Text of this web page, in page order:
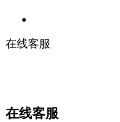
在线客服
在线客服